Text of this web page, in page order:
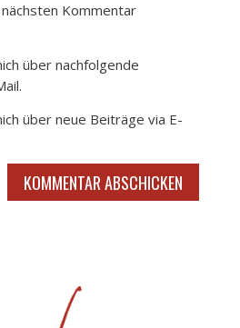
Kommentar
über nachfolgende
über neue Beiträge via E-
KOMMENTAR ABSCHICKEN